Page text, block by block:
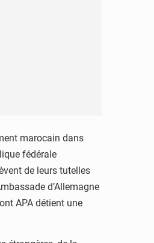
marocain dans
fédérale
de leurs tutelles
d’Allemagne
APA détient une